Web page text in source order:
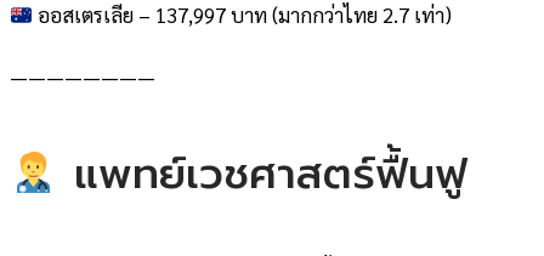
ออสเตรเลีย – 137,997 บาท (มากกว่าไทย 2.7 เท่า)
————————
แพทย์เวชศาสตร์ฟื้นฟู